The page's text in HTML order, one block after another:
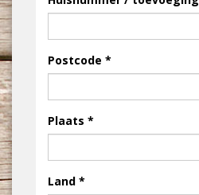
Postcode
Plaats
Land